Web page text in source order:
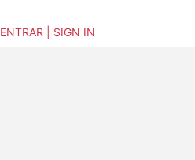
ENTRAR | SIGN IN